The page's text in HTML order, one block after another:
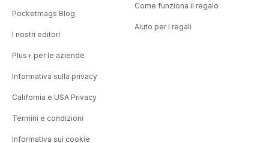
Pocketmags Blog
I nostri editori
Plus+ per le aziende
Informativa sulla privacy
California e USA Privacy
Termini e condizioni
Informativa sui cookie
Come funziona il regalo
Aiuto per i regali